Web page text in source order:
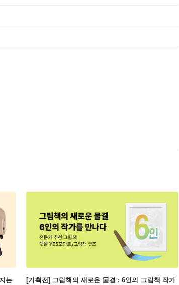
는
[기획전] 그림책의 새로운 물결 : 6인의 그림책 작가